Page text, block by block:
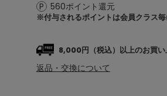
560ポイント還元
※付与されるポイントは会員クラス毎
8,000円（税込）以上のお買い
返品・交換について